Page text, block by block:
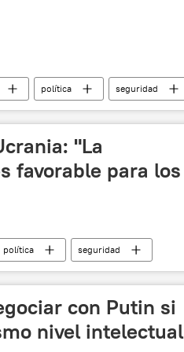
política
seguridad
Suprema
"La
favorable para los
política
seguridad
Volodímir Zelenski
EEUU
con Putin si
nivel intelectual